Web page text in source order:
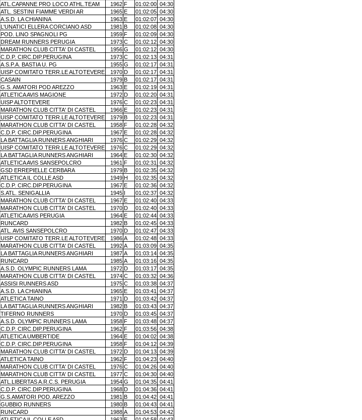
ATL.CAPANNE PRO LOCO ATHL.TEAM 1962 F 01:02:00 04:30
ATL. SESTINI FIAMME VERDI AR 1965 E 01:02:05 04:30
A.S.D. LA CHIANINA 1963 E 01:02:07 04:30
L'UNATICI ELLERA CORCIANO ASD 1981 B 01:02:08 04:30
POD. LINO SPAGNOLI PG 1959 F 01:02:09 04:30
DREAM RUNNERS PERUGIA 1973 C 01:02:12 04:30
MARATHON CLUB CITTA' DI CASTEL 1956 G 01:02:12 04:30
C.D.P. CIRC.DIP.PERUGINA 1973 C 01:02:13 04:31
A.S.P.A. BASTIA U. PG 1955 G 01:02:17 04:31
UISP COMITATO TERR.LE ALTOTEVERE 1970 D 01:02:17 04:31
CASAIN 1979 B 01:02:17 04:31
G.S. AMATORI POD AREZZO 1963 E 01:02:19 04:31
ATLETICA AVIS MAGIONE 1972 D 01:02:20 04:31
UISP ALTOTEVERE 1976 C 01:02:23 04:31
MARATHON CLUB CITTA' DI CASTEL 1966 E 01:02:23 04:31
UISP COMITATO TERR.LE ALTOTEVERE 1979 B 01:02:23 04:31
MARATHON CLUB CITTA' DI CASTEL 1958 F 01:02:28 04:32
C.D.P. CIRC.DIP.PERUGINA 1967 E 01:02:28 04:32
LA BATTAGLIA RUNNERS ANGHIARI 1976 C 01:02:29 04:32
UISP COMITATO TERR.LE ALTOTEVERE 1976 C 01:02:29 04:32
LA BATTAGLIA RUNNERS ANGHIARI 1964 E 01:02:30 04:32
ATLETICA AVIS SANSEPOLCRO 1961 F 01:02:31
04:32
GSD ERREPIELLE CERBARA 1979 B 01:02:35 04:32
ATLETICA IL COLLE ASD 1949 H 01:02:35 04:32
C.D.P. CIRC.DIP.PERUGINA 1967 E 01:02:36 04:32
S.ATL. SENIGALLIA 1945 I 01:02:37 04:32
MARATHON CLUB CITTA' DI CASTEL 1967 E 01:02:40 04:33
MARATHON CLUB CITTA' DI CASTEL 1970 D 01:02:40 04:33
ATLETICA AVIS PERUGIA 1964 E 01:02:44 04:33
RUNCARD 1982 B 01:02:45 04:33
ATL. AVIS SANSEPOLCRO 1970 D 01:02:47 04:33
UISP COMITATO TERR.LE ALTOTEVERE 1986 A 01:02:48 04:33
MARATHON CLUB CITTA' DI CASTEL 1992 A 01:03:09 04:35
LA BATTAGLIA RUNNERS ANGHIARI 1987 A 01:03:14 04:35
RUNCARD 1985 A 01:03:16 04:35
A.S.D. OLYMPIC RUNNERS LAMA 1972 D 01:03:17 04:35
MARATHON CLUB CITTA' DI CASTEL 1974 C 01:03:32 04:36
ASSISI RUNNERS ASD 1975 C 01:03:38 04:37
A.S.D. LA CHIANINA 1965 E 01:03:41
04:37
ATLETICA TAINO 1971 D 01:03:42 04:37
LA BATTAGLIA RUNNERS ANGHIARI 1982 B 01:03:43 04:37
TIFERNO RUNNERS 1970 D 01:03:45 04:37
A.S.D. OLYMPIC RUNNERS LAMA 1958 F 01:03:48 04:37
C.D.P. CIRC.DIP.PERUGINA 1962 F 01:03:56 04:38
ATLETICA UMBERTIDE 1964 E 01:04:02 04:38
C.D.P. CIRC.DIP.PERUGINA 1958 F 01:04:12 04:39
MARATHON CLUB CITTA' DI CASTEL 1972 D 01:04:13 04:39
ATLETICA TAINO 1962 F 01:04:23 04:40
MARATHON CLUB CITTA' DI CASTEL 1976 C 01:04:26 04:40
MARATHON CLUB CITTA' DI CASTEL 1977 C 01:04:30 04:40
ATL.LIBERTAS A.R.C.S. PERUGIA 1954 G 01:04:35 04:41
C.D.P. CIRC.DIP.PERUGINA 1968 D 01:04:36 04:41
G.S.AMATORI POD. AREZZO 1981 B 01:04:42 04:41
GUBBIO RUNNERS 1980 B 01:04:43 04:41
RUNCARD 1988 A 01:04:53 04:42